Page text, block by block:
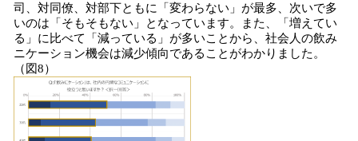
司、対同僚、対部下ともに「変わらない」が最多、次いで多
いのは「そもそもない」となっています。また、「増えてい
る」に比べて「減っている」が多いことから、社会人の飲み
ニケーション機会は減少傾向であることがわかりました。
（図8）